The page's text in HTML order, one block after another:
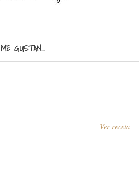
ME GUSTAN…
Ver receta